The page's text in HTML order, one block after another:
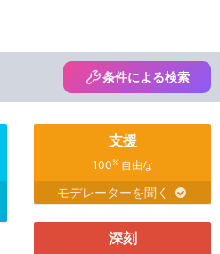
条件による検索
支援
100%自由な
モデレーターを聞く
深刻